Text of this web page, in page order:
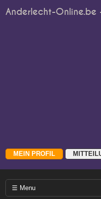
Anderlecht-Online.be